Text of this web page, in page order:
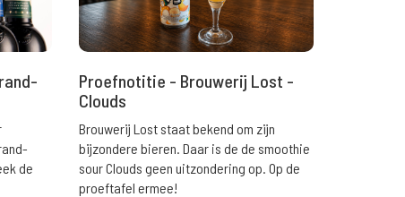
de
Proefnotitie - Brouwerij Lost -
Clouds
Brouwerij Lost staat bekend om zijn
bijzondere bieren. Daar is de de smoothie
sour Clouds geen uitzondering op. Op de
proeftafel ermee!